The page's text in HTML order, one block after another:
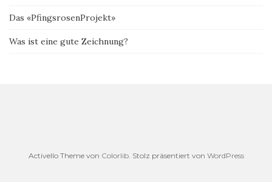
Das «PfingsrosenProjekt»
Was ist eine gute Zeichnung?
Activello Theme von Colorlib. Stolz präsentiert von WordPress